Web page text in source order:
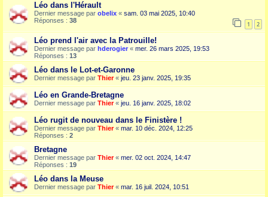
Léo dans l'Hérault
Dernier message par obelix « sam. 03 mai 2025, 10:40
Réponses : 38 1 2
Léo prend l'air avec la Patrouille!
Dernier message par hderogier « mer. 26 mars 2025, 19:53
Réponses : 13
Léo dans le Lot-et-Garonne
Dernier message par Thier« jeu. 23 janv. 2025, 19:35
Léo en Grande-Bretagne
Dernier message par Thier« jeu. 16 janv. 2025, 18:02
Léo rugit de nouveau dans le Finistère !
Dernier message par Thier« mar. 10 déc. 2024, 12:25
Réponses : 2
Bretagne
Dernier message par Thier« mer. 02 oct. 2024, 14:47
Réponses : 19
Léo dans la Meuse
Dernier message par Thier« mar. 16 juil. 2024, 10:51